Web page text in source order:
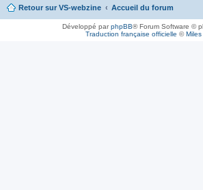
Retour sur VS-webzine Accueil du forum
Développé parphpBB® Forum Software ©
Traduction française officielle ©Miles